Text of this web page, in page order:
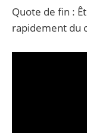
Quote de fin :
rapidement du